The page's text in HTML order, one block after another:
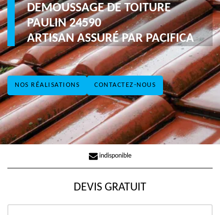
NOS RÉALISATIONS CONTACTEZ-NOUS
DEMOUSSAGE DE TOITURE
PAULIN 24590
ARTISAN ASSURÉ PAR PACIFICA
indisponible
DEVIS GRATUIT